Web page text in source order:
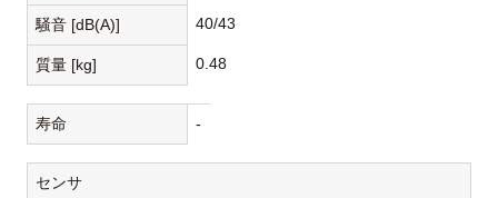
騒音 [dB(A)] 40/43
質量 [kg] 0.48
寿命 -
センサ